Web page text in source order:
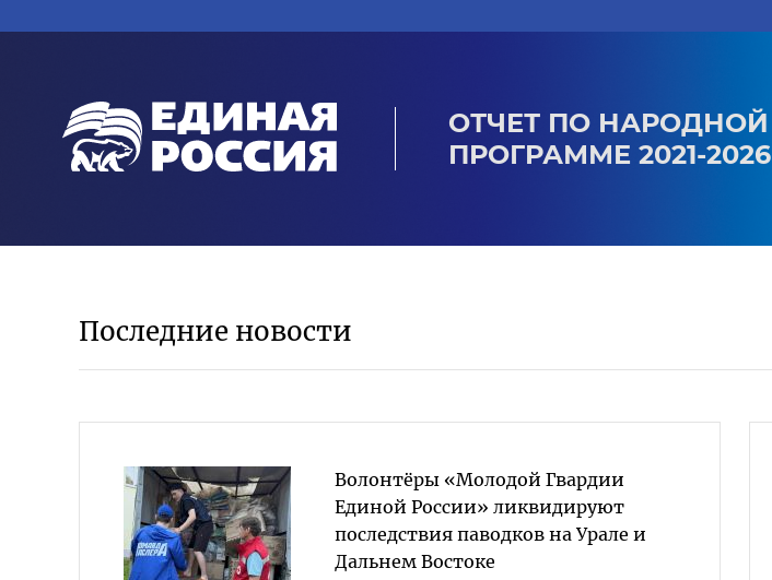
ОТЧЕТ ПО НАРОДНОЙ
ПРОГРАММЕ 2021-2026
Последние новости
Волонтёры «Молодой Гвардии
Единой России» ликвидируют
последствия паводков на Урале и
Дальнем Востоке